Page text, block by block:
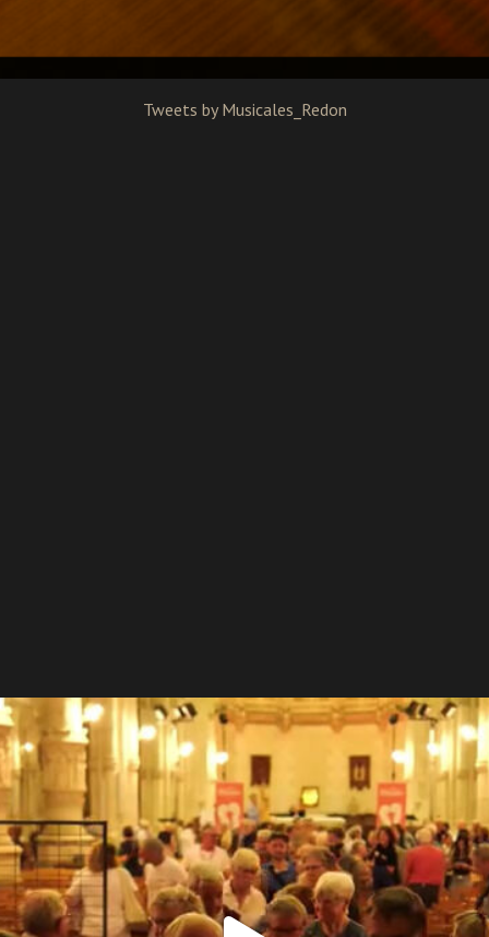
Tweets by Musicales_Redon